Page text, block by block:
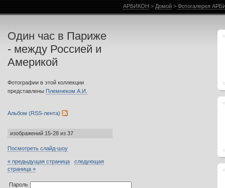
Один час в Париже
- между Россией и
Америкой
Фотографии в этой коллекции
представлены Племнеком А.И.
Альбом (RSS-лента)
изображений 15-28 из 37
Посмотреть слайд-шоу
« предыдущая страница
следующая
страница »
Пароль
АРБИКОН > Домой> Фотогалерея